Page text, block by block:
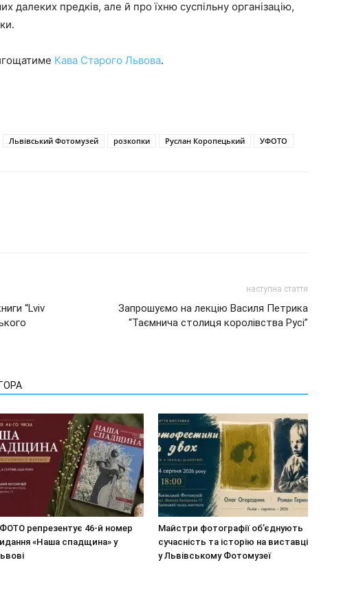
далеких предків, але й про їхню суспільну організацію,
Кава Старого Львова.
Львівський Фотомузей розкопки Руслан Коропецький УФОТО
“Lviv
наступна стаття
Запрошуємо на лекцію Василя Петрика
“Таємнича столиця королівства Русі”
репрезентує 46-й номер
«Наша спадщина» у
Майстри фотографії об’єднують
сучасність та історію на виставці
у Львівському Фотомузеї